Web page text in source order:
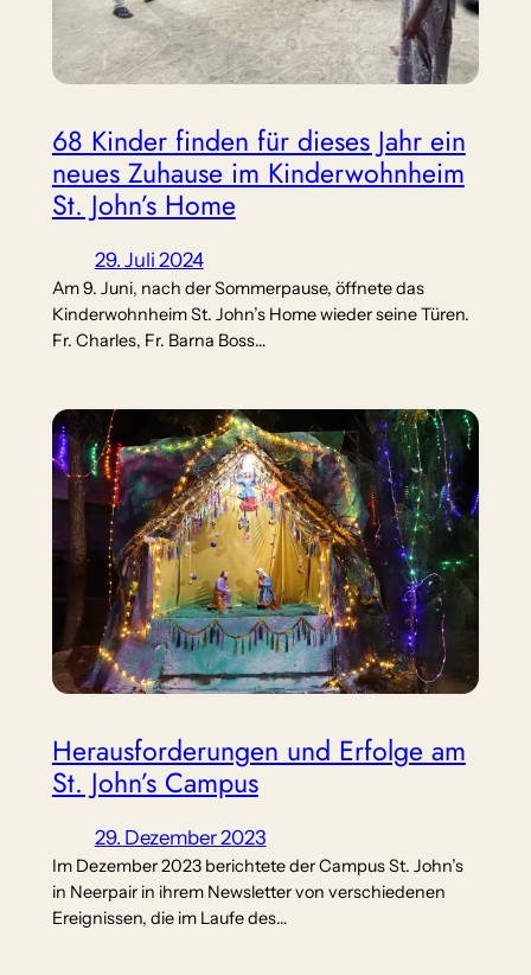
68 Kinder finden für dieses Jahr ein
neues Zuhause im Kinderwohnheim
St. John’s Home
29. Juli 2024
Am 9. Juni, nach der Sommerpause, öffnete das
Kinderwohnheim St. John’s Home wieder seine Türen.
Fr. Charles, Fr. Barna Boss…
Herausforderungen und Erfolge am
St. John’s Campus
29. Dezember 2023
Im Dezember 2023 berichtete der Campus St. John’s
in Neerpair in ihrem Newsletter von verschiedenen
Ereignissen, die im Laufe des…